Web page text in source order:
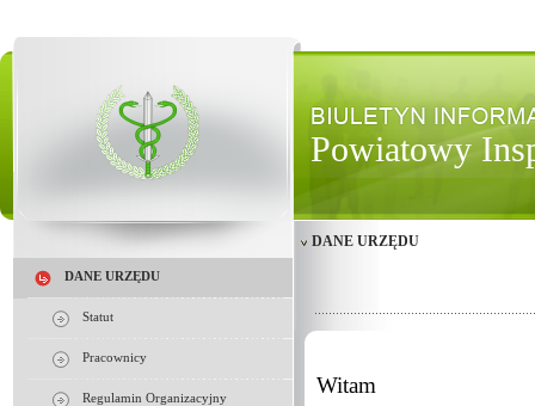
Powiatowy
DANE URZĘDU
Statut
Pracownicy
Regulamin Organizacyjny
DANE URZĘDU
Witam